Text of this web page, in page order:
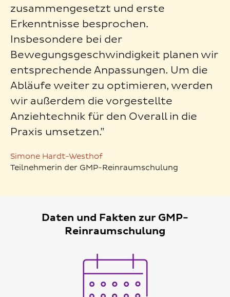
zusammengesetzt und erste
Erkenntnisse besprochen.
Insbesondere bei der
Bewegungsgeschwindigkeit planen wir
entsprechende Anpassungen. Um die
Abläufe weiter zu optimieren, werden
wir außerdem die vorgestellte
Anziehtechnik für den Overall in die
Praxis umsetzen.”
Simone Hardt-Westhof
Teilnehmerin der GMP-Reinraumschulung
Daten und Fakten zur GMP-
Reinraumschulung